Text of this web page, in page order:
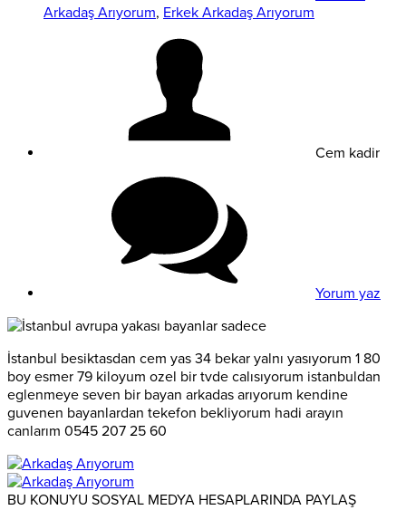
Arkadaş Arıyorum, Erkek Arkadaş Arıyorum
Cem kadir
Yorum yaz
İstanbul besiktasdan cem yas 34 bekar yalnı yasıyorum 1 80
boy esmer 79 kiloyum ozel bir tvde calısıyorum istanbuldan
eglenmeye seven bir bayan arkadas arıyorum kendine
guvenen bayanlardan tekefon bekliyorum hadi arayın
canlarım 0545 207 25 60
BU KONUYU SOSYAL MEDYA HESAPLARINDA PAYLAŞ